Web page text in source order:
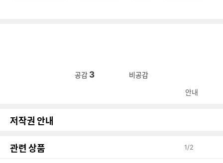
공감 3 비공감
안내
저작권 안내
관련 상품 1/2